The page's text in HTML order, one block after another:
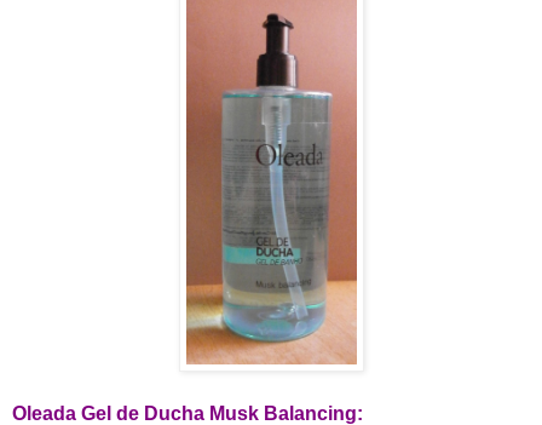
Oleada Gel de Ducha Musk Balancing: